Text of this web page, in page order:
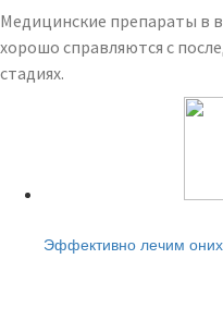
Медицинские препараты в
хорошо справляются с
стадиях.
Эффективно лечим